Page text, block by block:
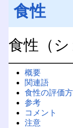
食性
食性（シ
概要
関連語
食性の評価
参考
コメント
注意